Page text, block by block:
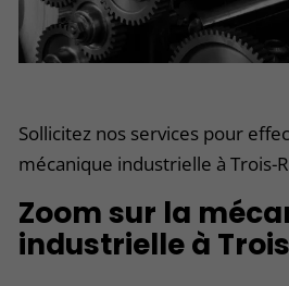
Sollicitez nos services pour
mécanique industrielle à Trois-
Zoom sur la
industrielle à